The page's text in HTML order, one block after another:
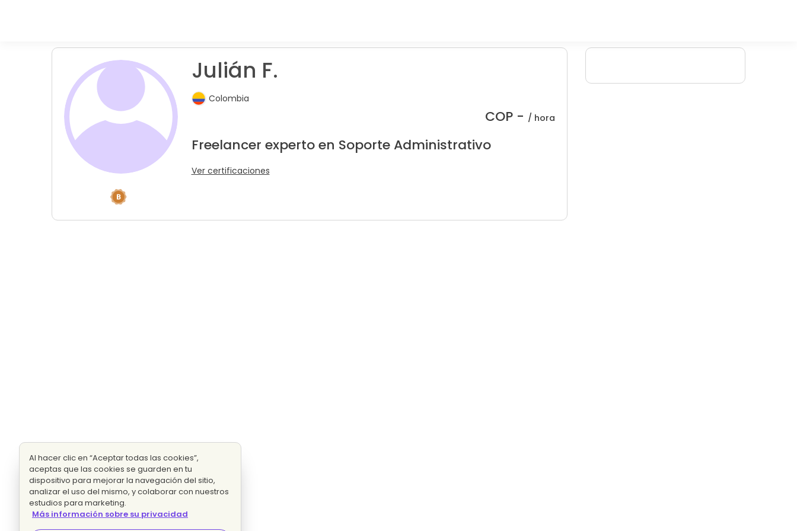
Julián F.
Colombia
COP - / hora
Freelancer experto en Soporte Administrativo
Ver certificaciones
Al hacer clic en “Aceptar todas las cookies”,
aceptas que las cookies se guarden en tu
dispositivo para mejorar la navegación del sitio,
analizar el uso del mismo, y colaborar con nuestros
estudios para marketing.
Más información sobre su privacidad